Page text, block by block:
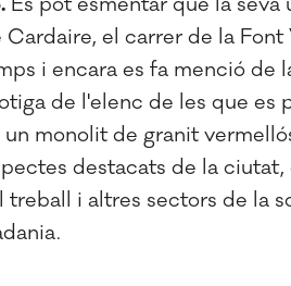
el carrer de la Font
i encara es fa menció de
de l'elenc de les que es
monolit de granit
destacats de la
i altres sectors de la